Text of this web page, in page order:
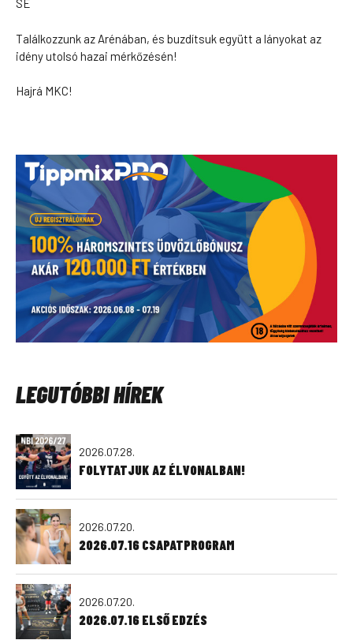
SE
Találkozzunk az Arénában, és buzdítsuk együtt a lányokat az
idény utolsó hazai mérkőzésén!
Hajrá MKC!
LEGUTÓBBI HÍREK
2026.07.28.
FOLYTATJUK AZ ÉLVONALBAN!
2026.07.20.
2026.07.16 CSAPATPROGRAM
2026.07.20.
2026.07.16 ELSŐ EDZÉS